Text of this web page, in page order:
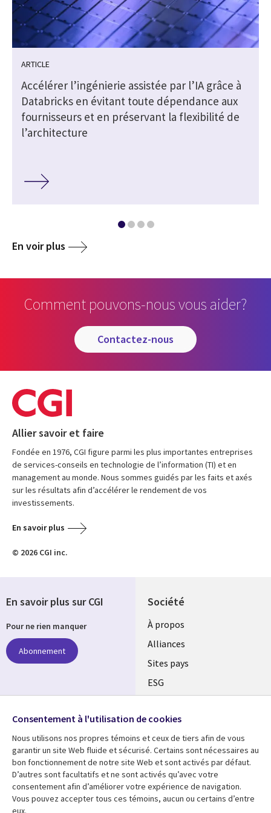
ARTICLE
Accélérer l’ingénierie assistée par l’IA grâce à
Databricks en évitant toute dépendance aux
fournisseurs et en préservant la flexibilité de
l’architecture
En voir plus
Comment pouvons-nous vous aider?
contactez-nous
Allier savoir et faire
Fondée en 1976, CGI figure parmi les plus importantes entreprises
de services-conseils en technologie de l’information (TI) et en
management au monde. Nous sommes guidés par les faits et axés
sur les résultats afin d’accélérer le rendement de vos
investissements.
En savoir plus
© 2026 CGI inc.
Société
À propos
Alliances
Sites pays
ESG
Fusions
Salle de presse
Ressources Support
En savoir plus sur CGI
Pour ne rien manquer
Abonnement
Suivez-nous
Social
Media
Global
FR
Consentement à l'utilisation de cookies
Nous utilisons nos propres témoins et ceux de tiers afin de vous
garantir un site Web fluide et sécurisé. Certains sont nécessaires au
bon fonctionnement de notre site Web et sont activés par défaut.
D’autres sont facultatifs et ne sont activés qu’avec votre
consentement afin d’améliorer votre expérience de navigation.
Vous pouvez accepter tous ces témoins, aucun ou certains d’entre
eux.